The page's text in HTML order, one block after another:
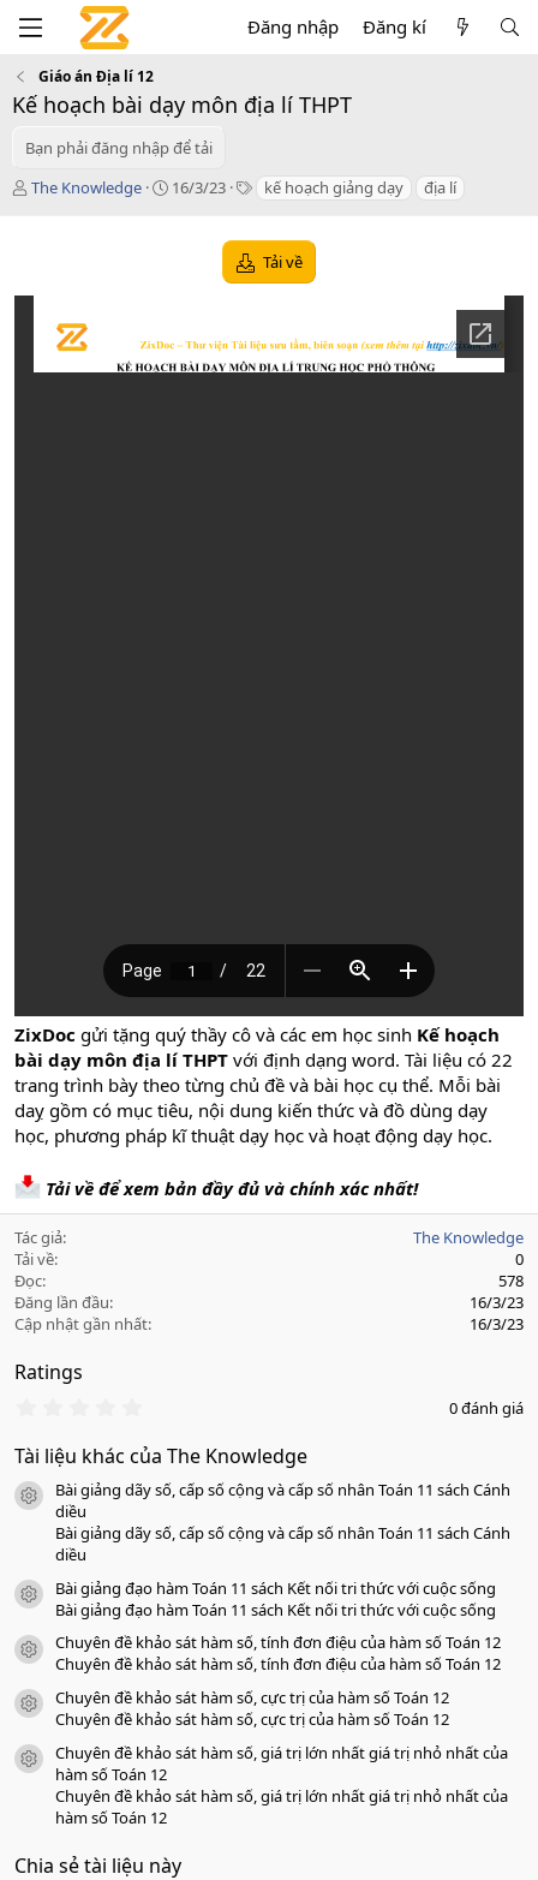
Đăng nhập Đăng kí
Giáo án Địa lí 12
Kế hoạch bài dạy môn địa lí THPT
Bạn phải đăng nhập để tải
T
ả
The Knowledge
C
d
16/3/23
T kế hoạch giảng dạy địa lí
Tải về
ZixDoc gửi tặng quý thầy cô và các em học sinh Kế hoạch
bài dạy môn địa lí THPT với định dạng word. Tài liệu có 22
trang trình bày theo từng chủ đề và bài học cụ thể. Mỗi bài
daỵ gồm có mục tiêu, nội dung kiến thức và đồ dùng dạy
học, phương pháp kĩ thuật dạy học và hoạt động dạy học.
Tải về để xem bản đầy đủ và chính xác nhất!
Tác giả
The Knowledge
Tải về
0
Đọc
578
Đăng lần đầu
16/3/23
Cập nhật gần nhất
16/3/23
Ratings
0
0
a
0 đánh giá
Tài liệu khác của The Knowledge
icon tài liệu
Bài giảng dãy số, cấp số cộng và cấp số nhân Toán 11 sách Cánh
diều
Bài giảng dãy số, cấp số cộng và cấp số nhân Toán 11 sách Cánh
diều
icon tài liệu
Bài giảng đạo hàm Toán 11 sách Kết nối tri thức với cuộc sống
Bài giảng đạo hàm Toán 11 sách Kết nối tri thức với cuộc sống
icon tài liệu
Chuyên đề khảo sát hàm số, tính đơn điệu của hàm số Toán 12
Chuyên đề khảo sát hàm số, tính đơn điệu của hàm số Toán 12
icon tài liệu
Chuyên đề khảo sát hàm số, cực trị của hàm số Toán 12
Chuyên đề khảo sát hàm số, cực trị của hàm số Toán 12
icon tài liệu
Chuyên đề khảo sát hàm số, giá trị lớn nhất giá trị nhỏ nhất của
hàm số Toán 12
Chuyên đề khảo sát hàm số, giá trị lớn nhất giá trị nhỏ nhất của
hàm số Toán 12
Chia sẻ tài liệu này